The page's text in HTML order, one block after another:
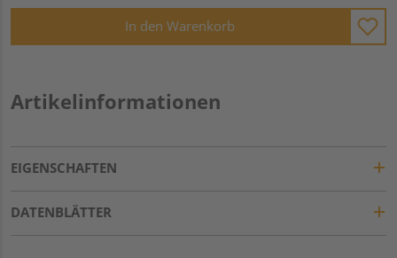
In den Warenkorb
Artikelinformationen
EIGENSCHAFTEN
DATENBLÄTTER